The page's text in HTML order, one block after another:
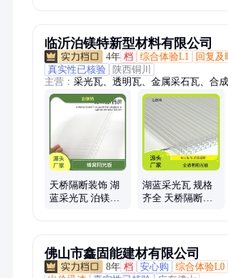
临沂泊镁特新型材料有限公司
4年 档 综合体验L1 回复及
真实性已核验 陕西铜川
主营： 采光瓦、透明瓦、金属采石瓦、合
天桥隔断装饰 湖
蓝采光瓦 泊镁特
湖蓝采光瓦 规格
齐全 天桥隔断装
佛山市鑫固能建材有限公司
8年 档 安心购 综合体验L0